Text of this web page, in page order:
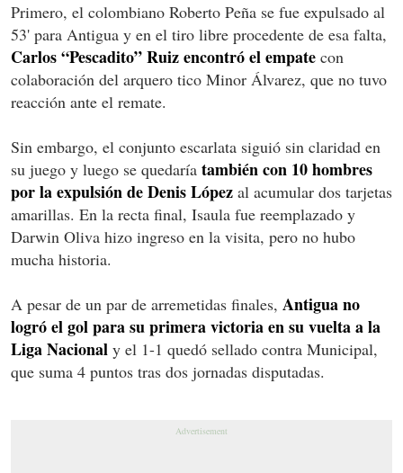
Primero, el colombiano Roberto Peña se fue expulsado al
53' para Antigua y en el tiro libre procedente de esa falta,
Carlos “Pescadito” Ruiz encontró el empate con
colaboración del arquero tico Minor Álvarez, que no tuvo
reacción ante el remate.
Sin embargo, el conjunto escarlata siguió sin claridad en
su juego y luego se quedaría también con 10 hombres
por la expulsión de Denis López al acumular dos tarjetas
amarillas. En la recta final, Isaula fue reemplazado y
Darwin Oliva hizo ingreso en la visita, pero no hubo
mucha historia.
A pesar de un par de arremetidas finales, Antigua no
logró el gol para su primera victoria en su vuelta a la
Liga Nacional y el 1-1 quedó sellado contra Municipal,
que suma 4 puntos tras dos jornadas disputadas.